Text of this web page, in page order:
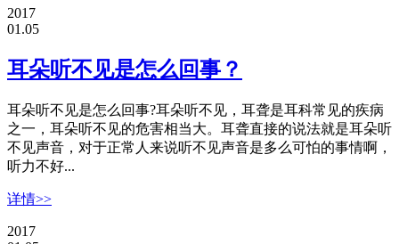
2017
01.05
耳朵听不见是怎么回事？
耳朵听不见是怎么回事?耳朵听不见，耳聋是耳科常见的疾病
之一，耳朵听不见的危害相当大。耳聋直接的说法就是耳朵听
不见声音，对于正常人来说听不见声音是多么可怕的事情啊，
听力不好...
详情>>
2017